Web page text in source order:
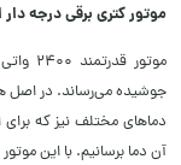
موتور کتری برقی درجه
جوشیده می‌رساند. در اصل
دماهای مختلف نیز که
آن دما برسانیم. با این